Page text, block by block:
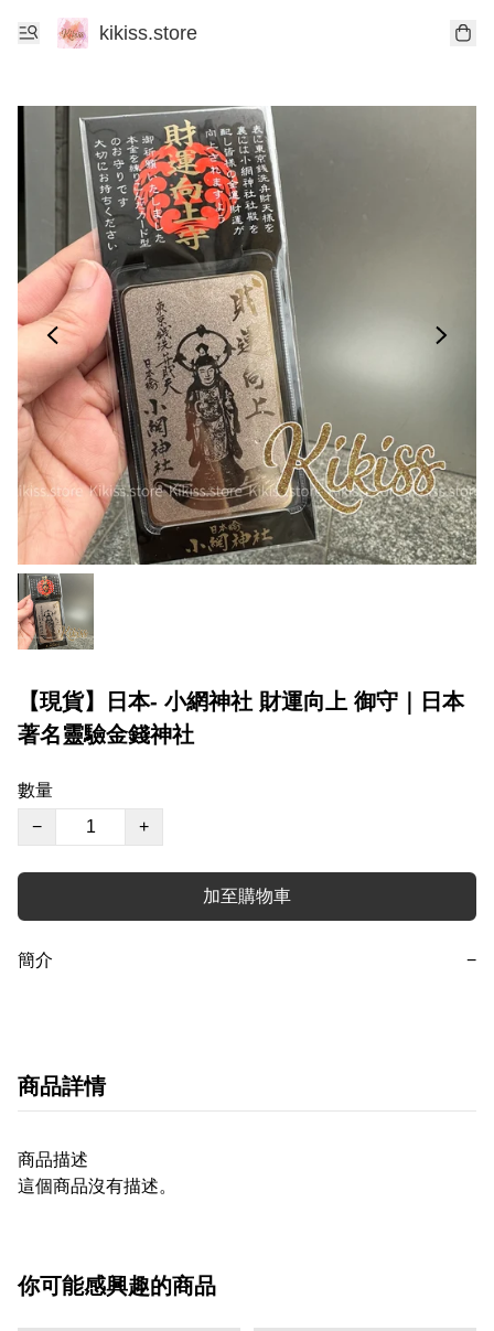
kikiss.store
【現貨】日本- 小網神社 財運向上 御守｜日本
著名靈驗金錢神社
數量
−
+
加至購物車
簡介 −
商品詳情
商品描述
這個商品沒有描述。
你可能感興趣的商品